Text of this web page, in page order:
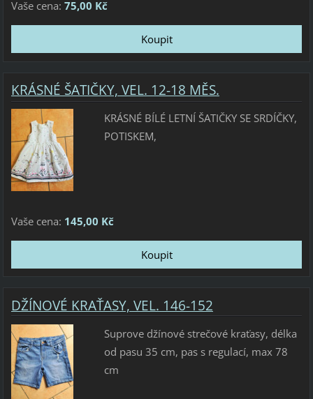
Vaše cena: 75,00 Kč
KRÁSNÉ ŠATIČKY, VEL. 12-18 MĚS.
KRÁSNÉ BÍLÉ LETNÍ ŠATIČKY SE SRDÍČKY,
POTISKEM,
Vaše cena: 145,00 Kč
DŽÍNOVÉ KRAŤASY, VEL. 146-152
Suprove džínové strečové kraťasy, délka
od pasu 35 cm, pas s regulací, max 78
cm